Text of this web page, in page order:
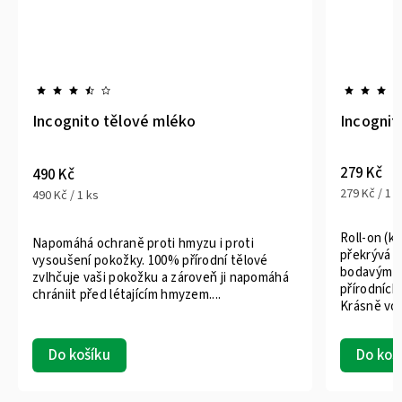
Incognito tělové mléko
490 Kč
490 Kč / 1 ks
Do košíku
Napomáhá ochraně proti hmyzu i proti
vysoušení pokožky. 100% přírodní tělové
zvlhčuje vaši pokožku a zároveň ji napomáhá
chrániit před létajícím hmyzem....
279 Kč
279 Kč / 1
Do
Roll-on
překrývá
bodavým
Krásně